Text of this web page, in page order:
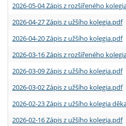
2026-05-04 Zápis z rozšířeného
2026-04-27 Zápis z užšího kolegia.pdf
2026-04-20 Zápis z užšího kolegia.pdf
2026-03-16 Zápis z rozšířeného
2026-03-09 Zápis z užšího kolegia.pdf
2026-03-02 Zápis z užšího kolegia.pdf
2026-02-23 Zápis z užšího kolegia
2026-02-16 Zápis z užšího kolegia.pdf